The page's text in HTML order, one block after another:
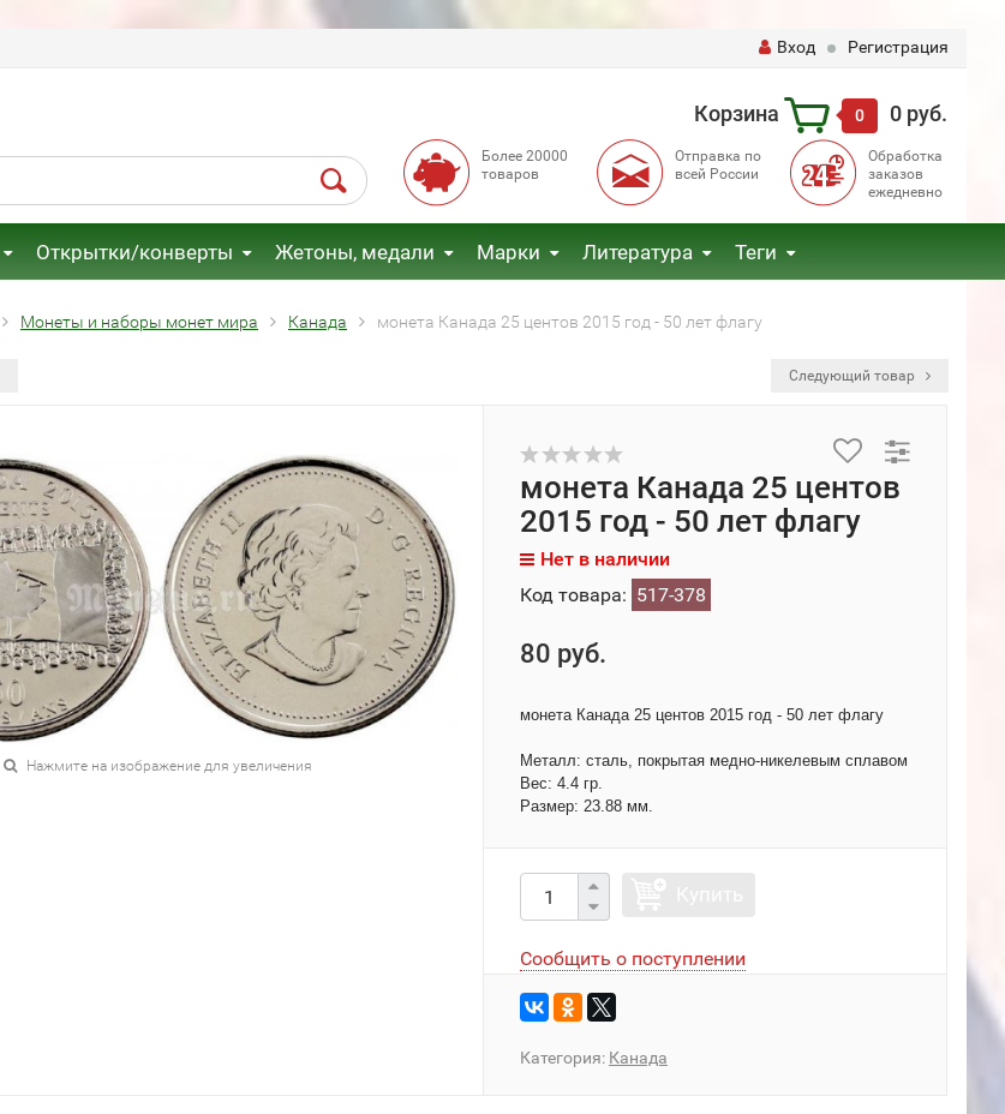
Вход Регистрация
Корзина 0 0 руб.
Более 20000
товаров
Отправка по
всей России
Обработка
заказов
ежедневно
Открытки/конверты Жетоны, медали Марки Литература Теги
Монеты и наборы монет мира Канада монета Канада 25 центов 2015 год - 50 лет флагу
Следующий товар
Нажмите на изображение для увеличения
монета Канада 25 центов
2015 год - 50 лет флагу
Нет в наличии
Код товара: 517-378
80 руб.
монета Канада 25 центов 2015 год - 50 лет флагу
Металл: сталь, покрытая медно-никелевым сплавом
Вес: 4.4 гр.
Размер: 23.88 мм.
Сообщить о поступлении
Категория: Канада